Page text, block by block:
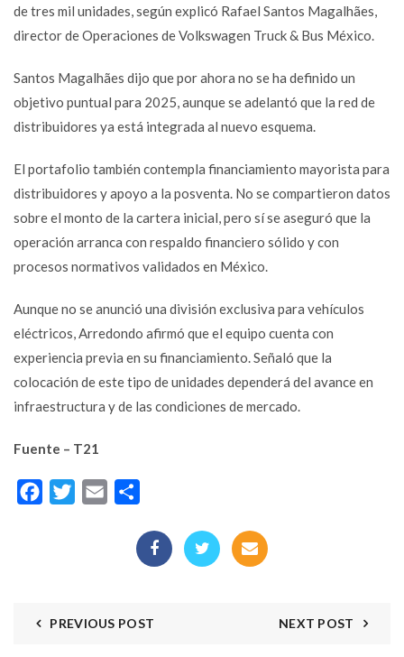
de tres mil unidades, según explicó Rafael Santos Magalhães,
director de Operaciones de Volkswagen Truck & Bus México.
Santos Magalhães dijo que por ahora no se ha definido un
objetivo puntual para 2025, aunque se adelantó que la red de
distribuidores ya está integrada al nuevo esquema.
El portafolio también contempla financiamiento mayorista para
distribuidores y apoyo a la posventa. No se compartieron datos
sobre el monto de la cartera inicial, pero sí se aseguró que la
operación arranca con respaldo financiero sólido y con
procesos normativos validados en México.
Aunque no se anunció una división exclusiva para vehículos
eléctricos, Arredondo afirmó que el equipo cuenta con
experiencia previa en su financiamiento. Señaló que la
colocación de este tipo de unidades dependerá del avance en
infraestructura y de las condiciones de mercado.
Fuente – T21
FacebookTwitterEmail
PREVIOUS POST NEXT POST